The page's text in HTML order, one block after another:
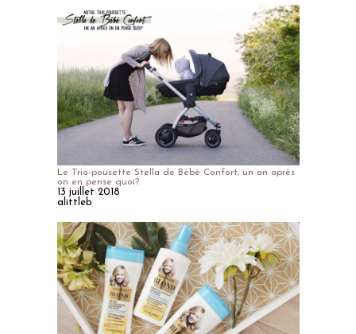
Le Trio-pousette Stella de Bébé Confort, un an après
on en pense quoi?
13 juillet 2018
alittleb